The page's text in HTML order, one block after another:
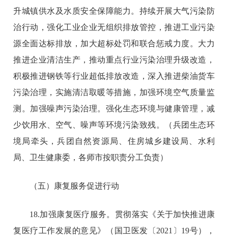
升城镇供水及水质安全保障能力。持续开展大气污染防
治行动，强化工业企业无组织排放管控，推进工业污染
源全面达标排放，加大超标处罚和联合惩戒力度。大力
推进企业清洁生产，推动重点行业污染治理升级改造，
积极推进钢铁等行业超低排放改造，深入推进柴油货车
污染治理，实施清洁取暖等措施，加强环境空气质量监
测。加强噪声污染治理。强化生态环境与健康管理，减
少饮用水、空气、噪声等环境污染致残。（兵团生态环
境局牵头，兵团自然资源局、住房城乡建设局、水利
局、卫生健康委，各师市按职责分工负责）
（五）康复服务促进行动
18.加强康复医疗服务。贯彻落实《关于加快推进康
复医疗工作发展的意见》（国卫医发〔2021〕19号），